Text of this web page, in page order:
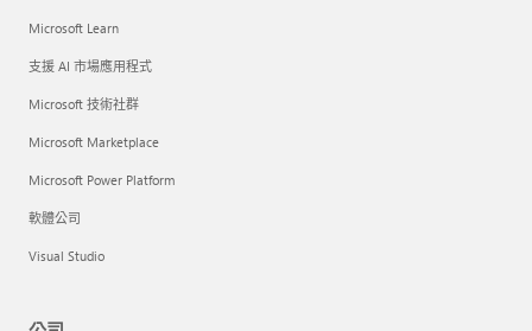
Microsoft Learn
支援 AI 市場應用程式
Microsoft 技術社群
Microsoft Marketplace
Microsoft Power Platform
軟體公司
Visual Studio